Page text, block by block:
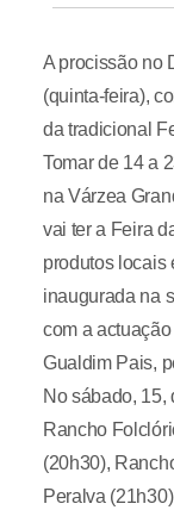
A procissão no
(quinta-feira),
da tradicional
Tomar de 14 a
na Várzea
vai ter a Feira
produtos locais
inaugurada na
com a
Gualdim Pais,
No sábado, 15,
Rancho
(20h30),
Peralva